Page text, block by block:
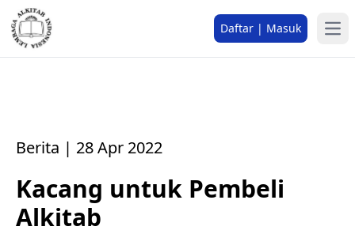
Daftar | Masuk
Berita | 28 Apr 2022
Kacang untuk Pembeli
Alkitab